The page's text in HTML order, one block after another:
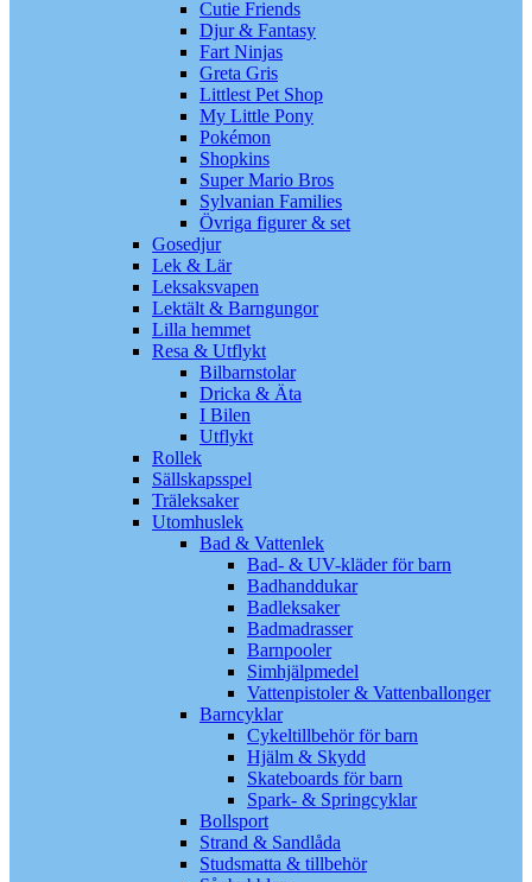
Cutie Friends
Djur & Fantasy
Fart Ninjas
Greta Gris
Littlest Pet Shop
My Little Pony
Pokémon
Shopkins
Super Mario Bros
Sylvanian Families
Övriga figurer & set
Gosedjur
Lek & Lär
Leksaksvapen
Lektält & Barngungor
Lilla hemmet
Resa & Utflykt
Bilbarnstolar
Dricka & Äta
I Bilen
Utflykt
Rollek
Sällskapsspel
Träleksaker
Utomhuslek
Bad & Vattenlek
Bad- & UV-kläder för barn
Badhanddukar
Badleksaker
Badmadrasser
Barnpooler
Simhjälpmedel
Vattenpistoler & Vattenballonger
Barncyklar
Cykeltillbehör för barn
Hjälm & Skydd
Skateboards för barn
Spark- & Springcyklar
Bollsport
Strand & Sandlåda
Studsmatta & tillbehör